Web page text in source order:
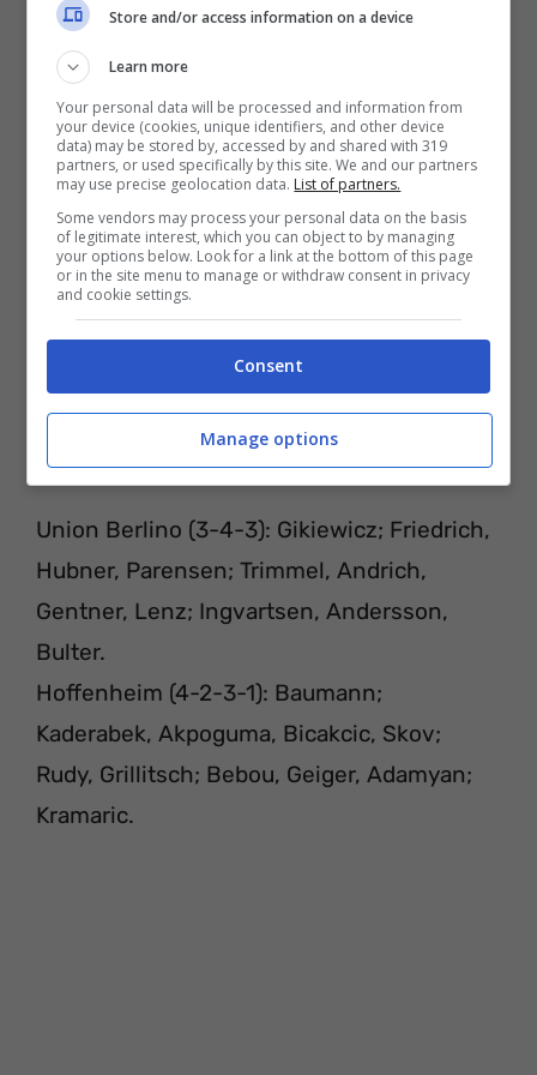
Consigliabile da seguire anche le pagine
ufficiali della Bundesliga.
PROBABILI FORMAZIONI
Union Berlino (3-4-3): Gikiewicz; Friedrich,
Hubner, Parensen; Trimmel, Andrich,
Gentner, Lenz; Ingvartsen, Andersson,
Bulter.
Hoffenheim (4-2-3-1): Baumann;
Kaderabek, Akpoguma, Bicakcic, Skov;
Rudy, Grillitsch; Bebou, Geiger, Adamyan;
Kramaric.
Store and/or access information on a device
Learn more
Your personal data will be processed and information from
your device (cookies, unique identifiers, and other device
data) may be stored by, accessed by and shared with 319
partners, or used specifically by this site. We and our partners
may use precise geolocation data. List of partners.
Some vendors may process your personal data on the basis
of legitimate interest, which you can object to by managing
your options below. Look for a link at the bottom of this page
or in the site menu to manage or withdraw consent in privacy
and cookie settings.
Consent
Manage options